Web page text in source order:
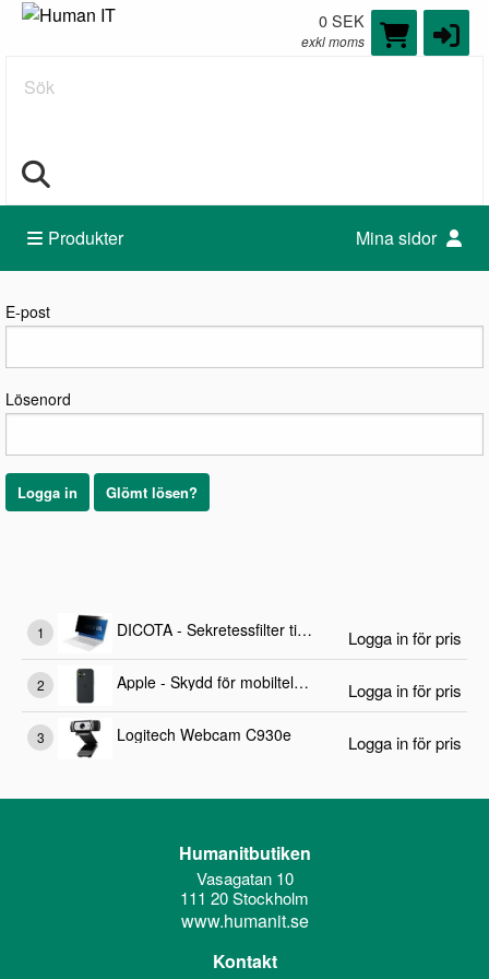
0 SEK
exkl moms
Sök
Produkter Mina sidor
Logga in
E-post
Lösenord
Logga in Glömt lösen?
DICOTA - Sekretessfilter till bärbar dator Logga in för pris
Apple - Skydd för mobiltelefon Logga in för pris
Logitech Webcam C930e Logga in för pris
Humanitbutiken
Vasagatan 10
111 20 Stockholm
www.humanit.se
Kontakt